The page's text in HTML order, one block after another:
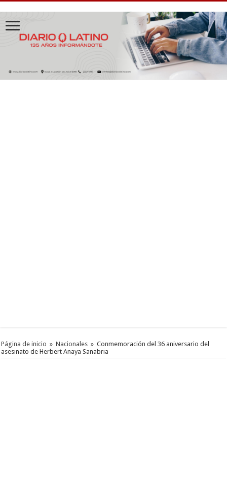
Página de inicio » Nacionales » Conmemoración del 36 aniversario del
asesinato de Herbert Anaya Sanabria